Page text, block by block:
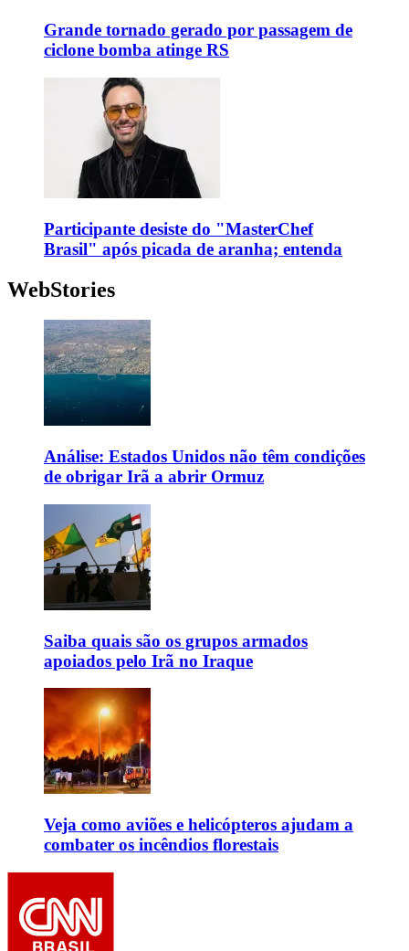
Grande tornado gerado por passagem de
ciclone bomba atinge RS
Participante desiste do "MasterChef
Brasil" após picada de aranha; entenda
WebStories
Análise: Estados Unidos não têm condições
de obrigar Irã a abrir Ormuz
Saiba quais são os grupos armados
apoiados pelo Irã no Iraque
Veja como aviões e helicópteros ajudam a
combater os incêndios florestais